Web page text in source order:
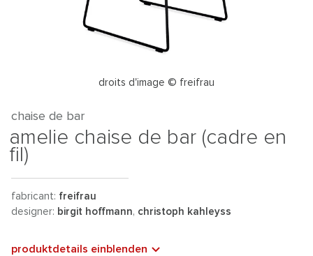
droits d'image © freifrau
chaise de bar
amelie chaise de bar (cadre en
fil)
fabricant: freifrau
designer: birgit hoffmann, christoph kahleyss
produktdetails einblenden